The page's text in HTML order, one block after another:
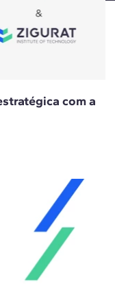
com a